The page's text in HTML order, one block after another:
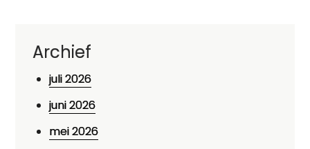
Archief
juli 2026
juni 2026
mei 2026